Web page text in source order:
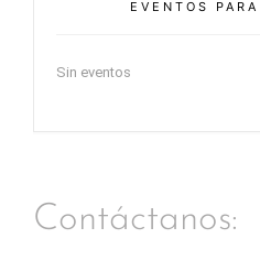
EVENTOS PARA
Sin eventos
Contáctanos: